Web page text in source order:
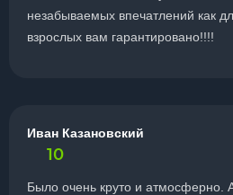
незабываемых впечатлений как
взрослых вам гарантировано!!!!
Иван Казановский
10
Было очень круто и атмосферно.